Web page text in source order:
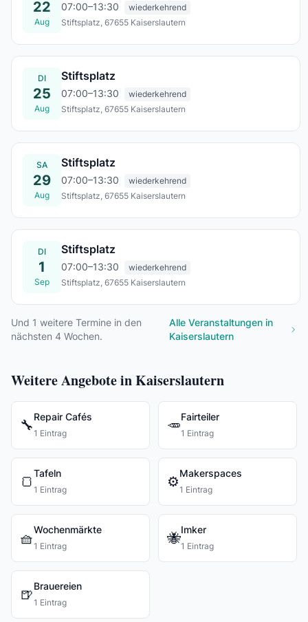
22
Aug
07:00–13:30
wiederkehrend
Stiftsplatz, 67655 Kaiserslautern
DI
25
Aug
Stiftsplatz
07:00–13:30
wiederkehrend
Stiftsplatz, 67655 Kaiserslautern
SA
29
Aug
Stiftsplatz
07:00–13:30
wiederkehrend
Stiftsplatz, 67655 Kaiserslautern
DI
1
Sep
Stiftsplatz
07:00–13:30
wiederkehrend
Stiftsplatz, 67655 Kaiserslautern
Und 1 weitere Termine in den
nächsten 4 Wochen.
Alle Veranstaltungen in
Kaiserslautern
Weitere Angebote in Kaiserslautern
🔧
Repair Cafés
1 Eintrag 🥕
Fairteiler
1 Eintrag
🍞
Tafeln
1 Eintrag ⚙️
Makerspaces
1 Eintrag
🧺
Wochenmärkte
1 Eintrag 🐝
Imker
1 Eintrag
🍺
Brauereien
1 Eintrag